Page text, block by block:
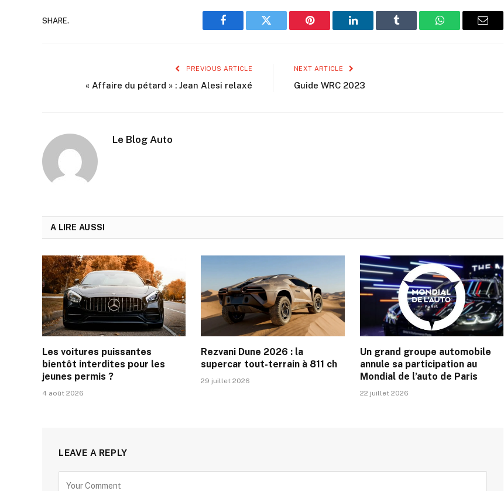
SHARE.
Facebook Twitter Pinterest LinkedIn Tumblr WhatsAppEmail
PREVIOUS ARTICLE
« Affaire du pétard » : Jean Alesi relaxé
NEXT ARTICLE
Guide WRC 2023
Le Blog Auto
A LIRE AUSSI
Les voitures puissantes
bientôt interdites pour les
jeunes permis ?
4 août 2026
Rezvani Dune 2026 : la
supercar tout-terrain à 811 ch
29 juillet 2026
Un grand groupe automobile
annule sa participation au
Mondial de l’auto de Paris
22 juillet 2026
LEAVE A REPLY